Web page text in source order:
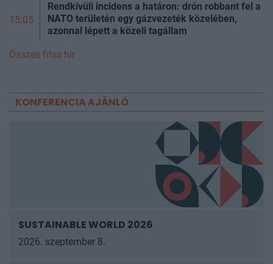
15:05
Rendkívüli incidens a határon: drón robbant fel a
NATO területén egy gázvezeték közelében,
azonnal lépett a közeli tagállam
Összes friss hír
KONFERENCIA AJÁNLÓ
SUSTAINABLE WORLD 2026
2026. szeptember 8.